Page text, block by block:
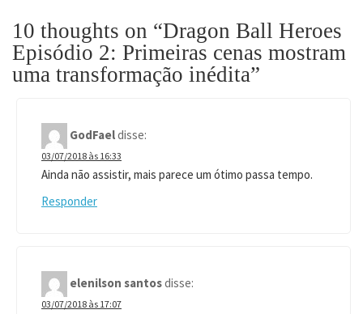
10 thoughts on “Dragon Ball Heroes
Episódio 2: Primeiras cenas mostram
uma transformação inédita”
GodFaeldisse:
03/07/2018 às 16:33
Ainda não assistir, mais parece um ótimo passa tempo.
Responder
elenilson santosdisse:
03/07/2018 às 17:07